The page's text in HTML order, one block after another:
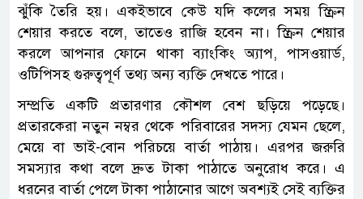
ঝুঁকি তৈরি হয়। একইভাবে কেউ যদি কলের সময় স্ক্রিন
শেয়ার করতে বলে, তাতেও রাজি হবেন না। স্ক্রিন শেয়ার
করলে আপনার ফোনে থাকা ব্যাংকিং অ্যাপ, পাসওয়ার্ড,
ওটিপিসহ গুরুত্বপূর্ণ তথ্য অন্য ব্যক্তি দেখতে পারে।
সম্প্রতি একটি প্রতারণার কৌশল বেশ ছড়িয়ে পড়েছে।
প্রতারকেরা নতুন নম্বর থেকে পরিবারের সদস্য যেমন ছেলে,
মেয়ে বা ভাই-বোন পরিচয়ে বার্তা পাঠায়। এরপর জরুরি
সমস্যার কথা বলে দ্রুত টাকা পাঠাতে অনুরোধ করে। এ
ধরনের বার্তা পেলে টাকা পাঠানোর আগে অবশ্যই সেই ব্যক্তির